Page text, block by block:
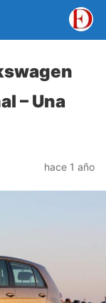
– Una
hace 1 año